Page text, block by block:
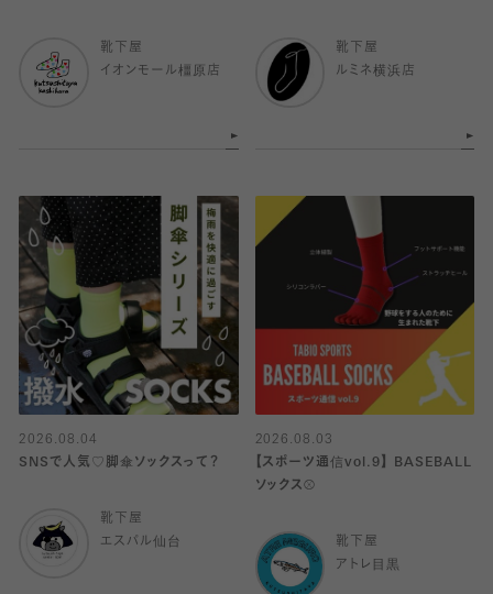
靴下屋
イオンモール橿原店
靴下屋
ルミネ横浜店
2026.08.04
SNSで人気♡脚傘ソックスって？
靴下屋
エスパル仙台
2026.08.03
【スポーツ通信vol.9】 BASEBALL
ソックス⚾️
靴下屋
アトレ目黒